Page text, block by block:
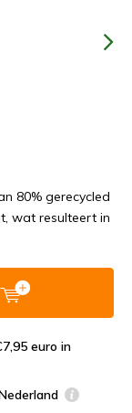
80% gerecycled
wat resulteert in
euro in